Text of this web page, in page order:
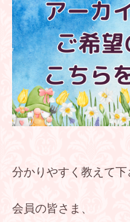
分かりやすく教えて下
会員の皆さま、